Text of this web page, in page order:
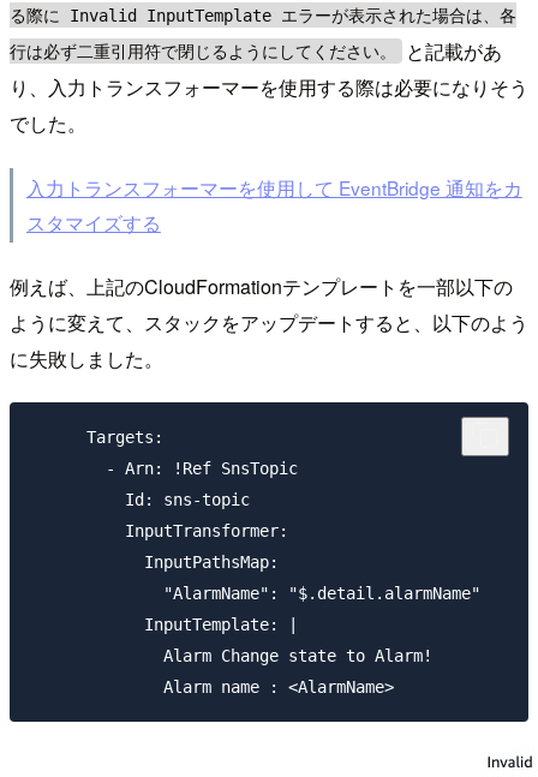
る際に Invalid InputTemplate エラーが表示された場合は、各
行は必ず二重引用符で閉じるようにしてください。
と記載があ
り、入力トランスフォーマーを使用する際は必要になりそう
でした。
入力トランスフォーマーを使用して EventBridge 通知をカ
スタマイズする
例えば、上記のCloudFormationテンプレートを一部以下の
ように変えて、スタックをアップデートすると、以下のよう
に失敗しました。
      Targets:
        - Arn: !Ref SnsTopic
          Id: sns-topic
          InputTransformer:
            InputPathsMap:
              "AlarmName": "$.detail.alarmName"
            InputTemplate: |
              Alarm Change state to Alarm!